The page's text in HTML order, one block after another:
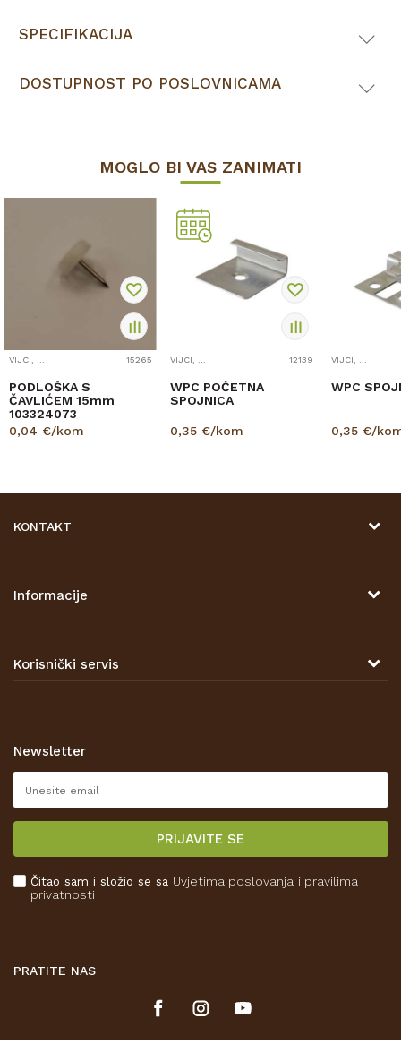
SPECIFIKACIJA
DOSTUPNOST PO POSLOVNICAMA
MOGLO BI VAS ZANIMATI
15265
PODLOŠKA S
ČAVLIĆEM 15mm
103324073
0,04 €/kom
12139
WPC POČETNA
SPOJNICA
0,35 €/kom
WPC
0,35 €/
KONTAKT
47000 Karlovac
Informacije
Prodajna mjesta
Korisnički servis
Korištenje kolačića
Reklamacije
Isporuka
Kako kupiti
Newsletter
PRIJAVITE SE
Čitao sam i složio se sa Uvjetima poslovanja i pravilima
privatnosti
PRATITE NAS